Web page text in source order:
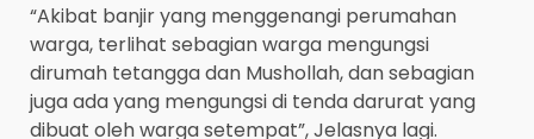
“Akibat banjir yang menggenangi perumahan
warga, terlihat sebagian warga mengungsi
dirumah tetangga dan Mushollah, dan sebagian
juga ada yang mengungsi di tenda darurat yang
dibuat oleh warga setempat”, Jelasnya lagi.